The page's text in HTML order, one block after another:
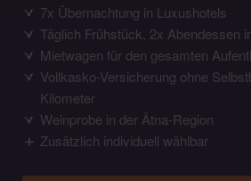
7x Übernachtung in Luxushotels
Täglich Frühstück, 2x Abendessen
Mietwagen für den gesamten
Vollkasko-Versicherung ohne
Kilometer
Weinprobe in der Ätna-Region
Zusätzlich individuell wählbar